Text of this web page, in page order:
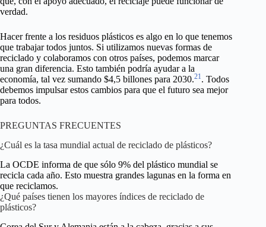
verdad.
Hacer frente a los residuos plásticos es algo en lo que tenemos
que trabajar todos juntos. Si utilizamos nuevas formas de
reciclado y colaboramos con otros países, podemos marcar
una gran diferencia. Esto también podría ayudar a la
economía, tal vez sumando $4,5 billones para 2030.21. Todos
debemos impulsar estos cambios para que el futuro sea mejor
para todos.
PREGUNTAS FRECUENTES
¿Cuál es la tasa mundial actual de reciclado de plásticos?
La OCDE informa de que sólo 9% del plástico mundial se
recicla cada año. Esto muestra grandes lagunas en la forma en
que reciclamos.
¿Qué países tienen los mayores índices de reciclado de
plásticos?